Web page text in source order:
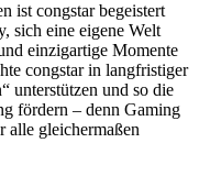
ist congstar begeistert
sich eine eigene Welt
einzigartige Momente
congstar in langfristiger
unterstützen und so die
fördern – denn Gaming
alle gleichermaßen